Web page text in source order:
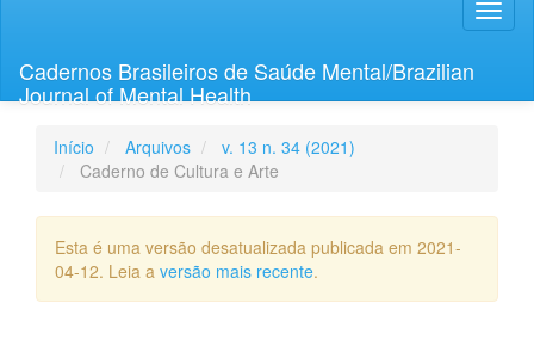
Lateral
Cadernos Brasileiros de Saúde Mental/Brazilian
Journal of Mental Health
Início Arquivos
v. 13 n. 34 (2021)
Caderno de Cultura e Arte
Esta é uma versão desatualizada publicada em 2021-
04-12. Leia a versão mais recente.